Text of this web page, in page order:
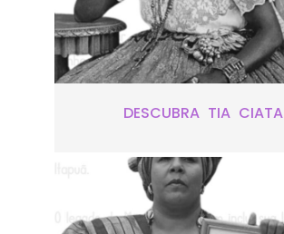
DESCUBRA TIA CIATA